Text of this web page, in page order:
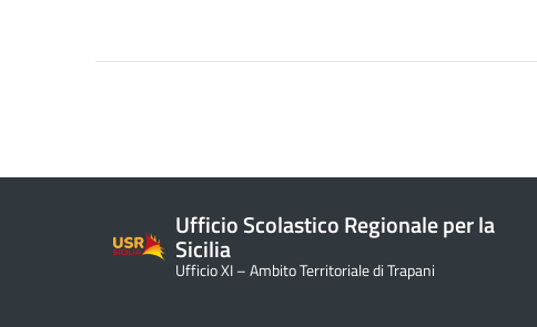
Ufficio Scolastico Regionale per la
Sicilia
Ufficio XI – Ambito Territoriale di Trapani